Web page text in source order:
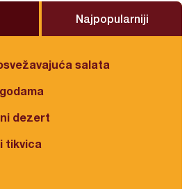
Najpopularniji
salata
dezert
tikvica